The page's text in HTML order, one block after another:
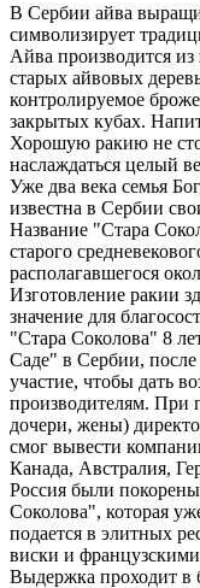
В Сербии айва
символизирует
Айва производится
старых айвовых
контролируемое
закрытых кубах.
Хорошую ракию не
наслаждаться целый
Уже два века семья
известна в Сербии
Название "Стара
старого
располагавшегося
Изготовление ракии
значение для
"Стара Соколова" 8
Саде" в Сербии, после
участие, чтобы дать
производителям. При
дочери, жены)
смог вывести
Канада, Австралия,
Россия были
Соколова", которая
подается в элитных
виски и
Выдержка проходит в